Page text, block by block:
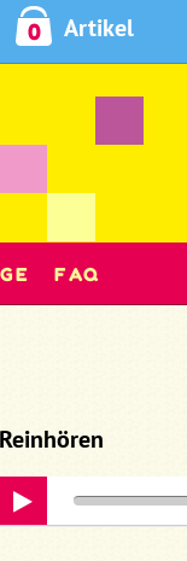
0 Artikel
FAQ
Reinhören